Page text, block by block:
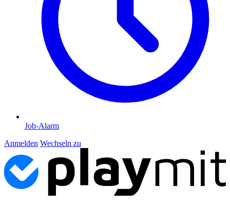
Job-Alarm
Anmelden Wechseln zu